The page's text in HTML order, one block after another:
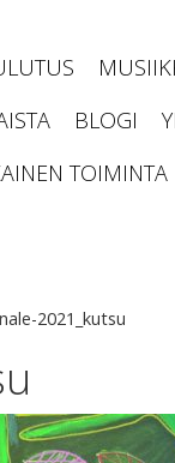
BLOGI
TOIMINTA
2021_kutsu